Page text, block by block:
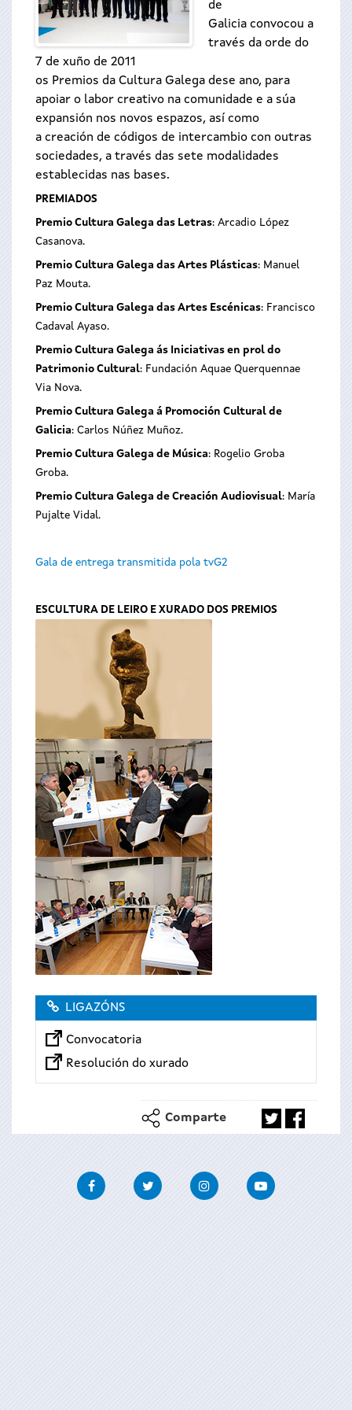
de
Galicia convocou a
través da orde do
7 de xuño de 2011
os Premios da Cultura Galega dese ano, para
apoiar o labor creativo na comunidade e a súa
expansión nos novos espazos, así como
a creación de códigos de intercambio con outras
sociedades, a través das sete modalidades
establecidas nas bases.
PREMIADOS
Premio Cultura Galega das Letras: Arcadio López
Casanova.
Premio Cultura Galega das Artes Plásticas: Manuel
Paz Mouta.
Premio Cultura Galega das Artes Escénicas: Francisco
Cadaval Ayaso.
Premio Cultura Galega ás Iniciativas en prol do
Patrimonio Cultural: Fundación Aquae Querquennae
Via Nova.
Premio Cultura Galega á Promoción Cultural de
Galicia: Carlos Núñez Muñoz.
Premio Cultura Galega de Música: Rogelio Groba
Groba.
Premio Cultura Galega de Creación Audiovisual: María
Pujalte Vidal.
Gala de entrega transmitida pola tvG2
ESCULTURA DE LEIRO E XURADO DOS PREMIOS
LIGAZÓNS
Convocatoria
Resolución do xurado
Comparte
FacebookTwitter InstagramYoutube